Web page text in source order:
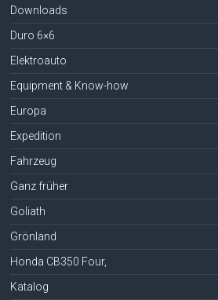
Downloads
Duro 6×6
Elektroauto
Equipment & Know-how
Europa
Expedition
Fahrzeug
Ganz früher
Goliath
Grönland
Honda CB350 Four,
Katalog